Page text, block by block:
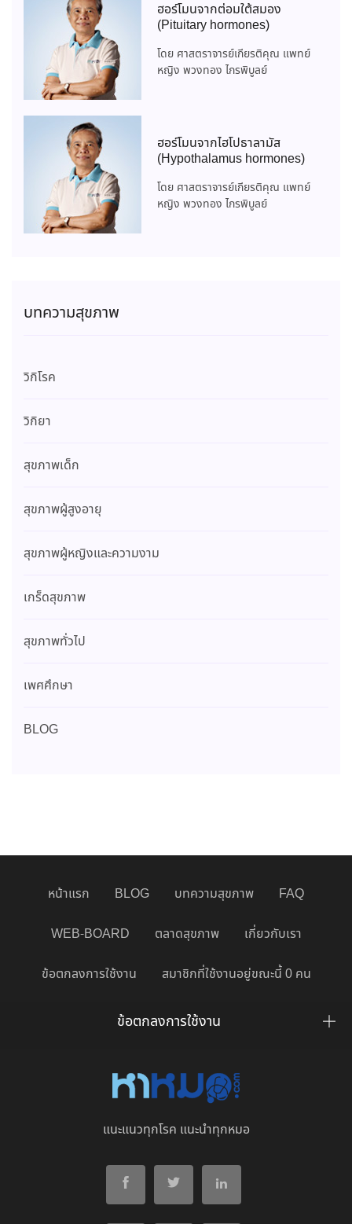
ฮอร์โมนจากต่อมใต้สมอง
(Pituitary hormones)
โดย ศาสตราจารย์เกียรติคุณ แพทย์
หญิง พวงทอง ไกรพิบูลย์
ฮอร์โมนจากไฮโปธาลามัส
(Hypothalamus hormones)
โดย ศาสตราจารย์เกียรติคุณ แพทย์
หญิง พวงทอง ไกรพิบูลย์
บทความสุขภาพ
วิกิโรค
วิกิยา
สุขภาพเด็ก
สุขภาพผู้สูงอายุ
สุขภาพผู้หญิงและความงาม
เกร็ดสุขภาพ
สุขภาพทั่วไป
เพศศึกษา
BLOG
หน้าแรก BLOG บทความสุขภาพ FAQ
WEB-BOARD ตลาดสุขภาพ เกี่ยวกับเรา
ข้อตกลงการใช้งาน สมาชิกที่ใช้งานอยู่ขณะนี้ 0 คน
ข้อตกลงการใช้งาน
แนะแนวทุกโรค แนะนำทุกหมอ